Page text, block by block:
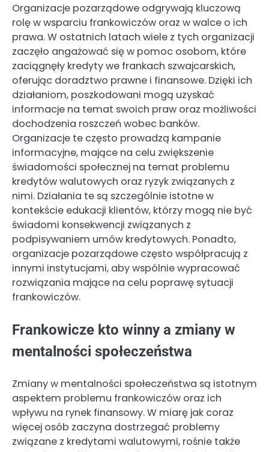
Organizacje pozarządowe odgrywają kluczową
rolę w wsparciu frankowiczów oraz w walce o ich
prawa. W ostatnich latach wiele z tych organizacji
zaczęło angażować się w pomoc osobom, które
zaciągnęły kredyty we frankach szwajcarskich,
oferując doradztwo prawne i finansowe. Dzięki ich
działaniom, poszkodowani mogą uzyskać
informacje na temat swoich praw oraz możliwości
dochodzenia roszczeń wobec banków.
Organizacje te często prowadzą kampanie
informacyjne, mające na celu zwiększenie
świadomości społecznej na temat problemu
kredytów walutowych oraz ryzyk związanych z
nimi. Działania te są szczególnie istotne w
kontekście edukacji klientów, którzy mogą nie być
świadomi konsekwencji związanych z
podpisywaniem umów kredytowych. Ponadto,
organizacje pozarządowe często współpracują z
innymi instytucjami, aby wspólnie wypracować
rozwiązania mające na celu poprawę sytuacji
frankowiczów.
Frankowicze kto winny a zmiany w
mentalności społeczeństwa
Zmiany w mentalności społeczeństwa są istotnym
aspektem problemu frankowiczów oraz ich
wpływu na rynek finansowy. W miarę jak coraz
więcej osób zaczyna dostrzegać problemy
związane z kredytami walutowymi, rośnie także